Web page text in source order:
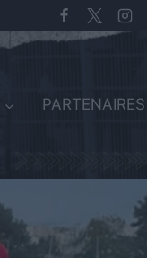
PARTENAIRES